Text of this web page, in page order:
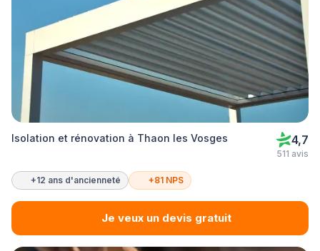
Isolation et rénovation à Thaon les Vosges 4,7
511 avis
+12 ans d'ancienneté +81 NPS
Je veux un devis gratuit